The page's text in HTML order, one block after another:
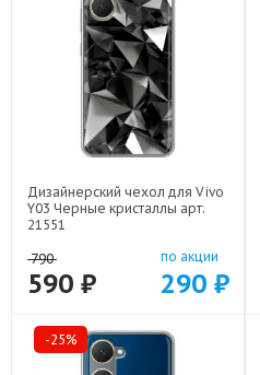
Дизайнерский чехол для Vivo
Y03 Черные кристаллы арт:
21551
790
590 ₽
по акции
290 ₽
-25%